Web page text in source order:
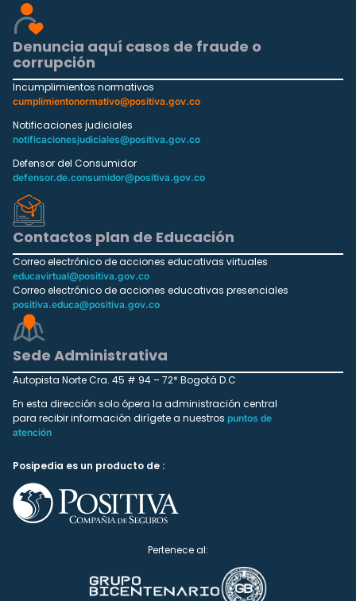
Denuncia aquí casos de fraude o
corrupción
Incumplimientos normativos
cumplimientonormativo@positiva.gov.co
Notificaciones judiciales
notificacionesjudiciales@positiva.gov.co
Defensor del Consumidor
defensor.de.consumidor@positiva.gov.co
Contactos plan de Educación
Correo electrónico de acciones educativas virtuales
educavirtual@positiva.gov.co
Correo electrónico de acciones educativas presenciales
positiva.educa@positiva.gov.co
Sede Administrativa
Autopista Norte Cra. 45 # 94 – 72* Bogotá D.C
En esta dirección solo ópera la administración central
para recibir información dirígete a nuestros puntos de
atención
Posipedia es un producto de :
Pertenece al: